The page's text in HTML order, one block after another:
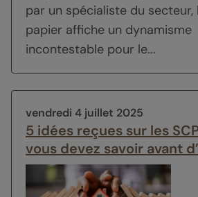
par un spécialiste du secteur,
papier affiche un dynamisme
incontestable pour le...
vendredi 4 juillet 2025
5 idées reçues sur les
vous devez savoir avant